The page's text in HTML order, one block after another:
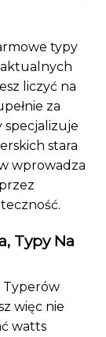
typy
liczyć na
za
specjalizuje
stara
wprowadza
Typy Na
więc nie
watts